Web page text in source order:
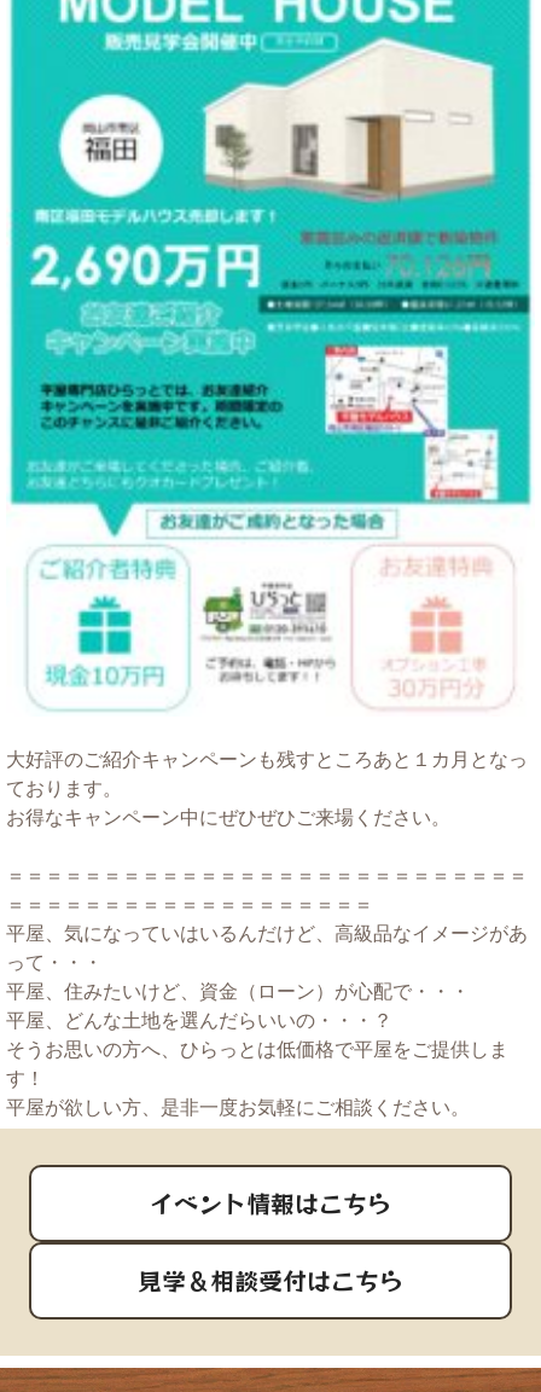
大好評のご紹介キャンペーンも残すところあと１カ月となっ
ております。
お得なキャンペーン中にぜひぜひご来場ください。
＝＝＝＝＝＝＝＝＝＝＝＝＝＝＝＝＝＝＝＝＝＝＝＝＝＝＝
＝＝＝＝＝＝＝＝＝＝＝＝＝＝＝＝＝＝＝
平屋、気になっていはいるんだけど、高級品なイメージがあ
って・・・
平屋、住みたいけど、資金（ローン）が心配で・・・
平屋、どんな土地を選んだらいいの・・・？
そうお思いの方へ、ひらっとは低価格で平屋をご提供しま
す！
平屋が欲しい方、是非一度お気軽にご相談ください。
イベント情報はこちら
見学＆相談受付はこちら